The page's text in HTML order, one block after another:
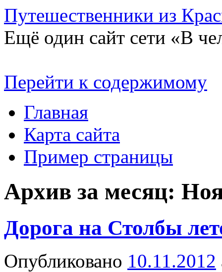
Путешественники из
Ещё один сайт сети «В
Перейти к содержимому
Главная
Карта сайта
Пример страницы
Архив за месяц:
Дорога на Столбы
Опубликовано 10.11.2012